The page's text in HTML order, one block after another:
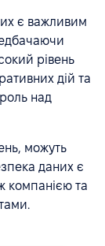
є важливим
рівень
дій та
над
можуть
даних є
компанією та